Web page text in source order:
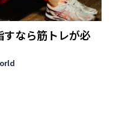
なら筋トレが必